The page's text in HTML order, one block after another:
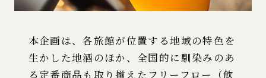
本企画は、各旅館が位置する地域の特色を
生かした地酒のほか、全国的に馴染みのあ
る定番商品も取り揃えたフリーフロー（飲